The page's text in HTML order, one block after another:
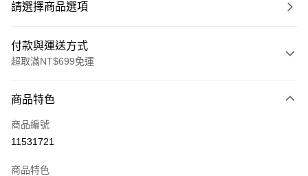
請選擇商品選項
付款與運送方式
超取滿NT$699免運
信用卡一次付款
超商取貨付款
商品特色
商品編號
11531721
商品特色